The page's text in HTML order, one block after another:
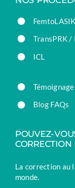
FemtoLASIK
TransPRK /
ICL
Témoignage
Blog FAQs
POUVEZ-
La correction au
monde.